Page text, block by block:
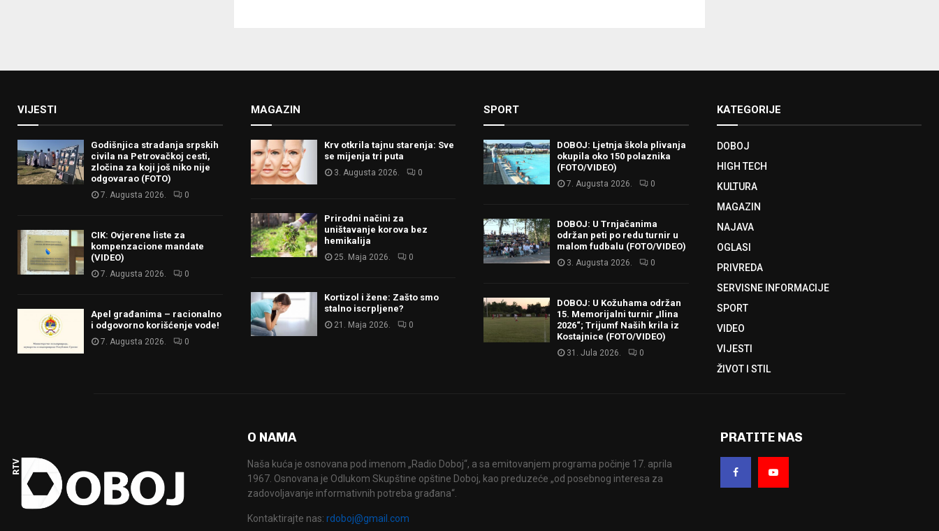
VIJESTI
Godišnjica stradanja srpskih
civila na Petrovačkoj cesti,
zločina za koji još niko nije
odgovarao (FOTO)
7. Augusta 2026. 0
CIK: Ovjerene liste za
kompenzacione mandate
(VIDEO)
7. Augusta 2026. 0
Apel građanima – racionalno
i odgovorno korišćenje vode!
7. Augusta 2026. 0
MAGAZIN
Krv otkrila tajnu starenja: Sve
se mijenja tri puta
3. Augusta 2026. 0
Prirodni načini za
uništavanje korova bez
hemikalija
25. Maja 2026. 0
Kortizol i žene: Zašto smo
stalno iscrpljene?
21. Maja 2026. 0
SPORT
DOBOJ: Ljetnja škola plivanja
okupila oko 150 polaznika
(FOTO/VIDEO)
7. Augusta 2026. 0
DOBOJ: U Trnjačanima
održan peti po redu turnir u
malom fudbalu (FOTO/VIDEO)
3. Augusta 2026. 0
DOBOJ: U Kožuhama održan
15. Memorijalni turnir „Ilina
2026“; Trijumf Naših krila iz
Kostajnice (FOTO/VIDEO)
31. Jula 2026. 0
KATEGORIJE
DOBOJ
HIGH TECH
KULTURA
MAGAZIN
NAJAVA
OGLASI
PRIVREDA
SERVISNE INFORMACIJE
SPORT
VIDEO
VIJESTI
ŽIVOT I STIL
O NAMA
Naša kuća je osnovana pod imenom „Radio Doboj“, a sa emitovanjem programa počinje 17. aprila
1967. Osnovana je Odlukom Skupštine opštine Doboj, kao preduzeće „od posebnog interesa za
zadovoljavanje informativnih potreba građana“.
Kontaktirajte nas: rdoboj@gmail.com
PRATITE NAS